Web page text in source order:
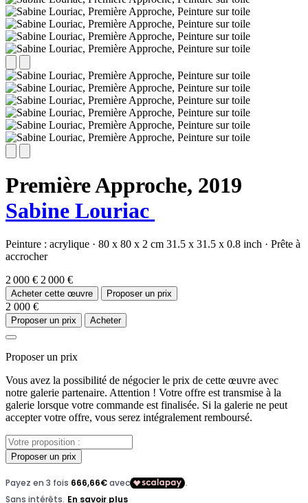
Première Approche, 2019
Sabine Louriac
Peinture : acrylique · 80 x 80 x 2 cm 31.5 x 31.5 x 0.8 inch · Prête à
accrocher
2 000 € 2 000 €
Acheter cette œuvre Proposer un prix
2 000 €
Proposer un prix Acheter
Proposer un prix
Vous avez la possibilité de négocier le prix de cette œuvre avec
notre galerie partenaire. Attention ! Votre offre est transmise à la
galerie lorsque votre commande est finalisée. Si la galerie ne peut
accepter votre offre, vous serez intégralement remboursé.
Proposer un prix